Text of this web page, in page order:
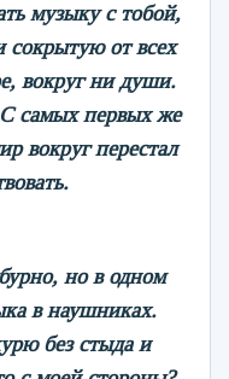
музыку с тобой,
сокрытую от всех
вокруг ни души.
самых первых же
вокруг перестал
но в одном
в наушниках.
без стыда и